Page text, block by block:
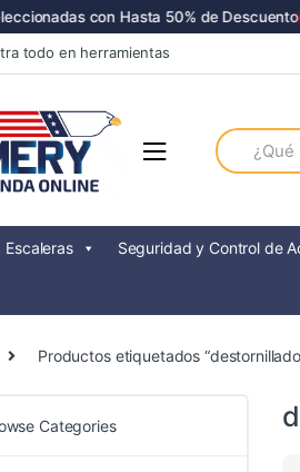
con Hasta 50% de Descuento
todo en herramientas
Search
for:
Escaleras Seguridad y Control de
Productos etiquetados
Categories